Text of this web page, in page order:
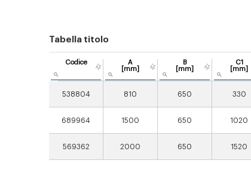
Tabella titolo
Codice
A
[mm]
B
[mm]
C1
[mm]
538804 810 650 330
689964 1500 650 1020
569362 2000 650 1520